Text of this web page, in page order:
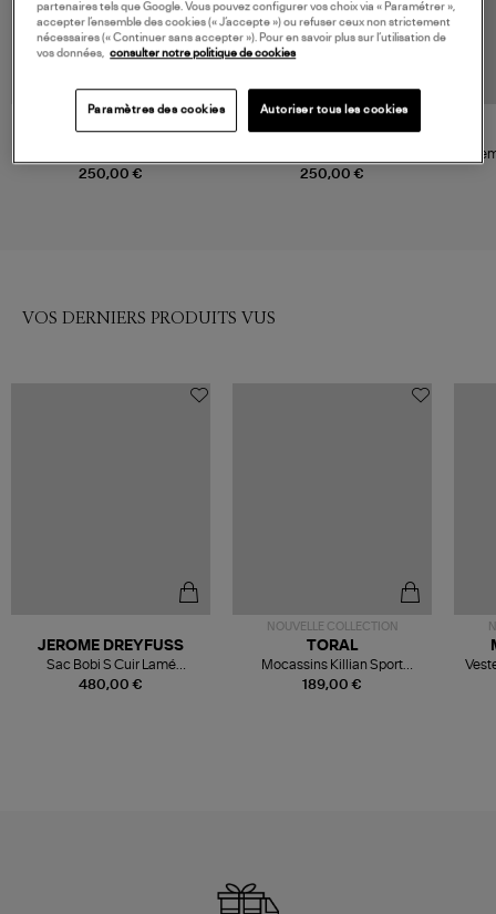
NOUVELLE COLLECTION
250,00 €
JEANNE VOULAND
250,00 €
ANINE BING
VOS DERNIERS PRODUITS VUS
480,00 €
JEROME DREYFUSS
Sac Bobi S Cuir Lamé
Champagne
NOUVELLE COLLECTION
189,00 €
TORAL
Mocassins Killian Sport
Mousse
partenaires tels que Google. Vous pouvez configurer vos choix via « Paramétrer »,
accepter l’ensemble des cookies (« J’accepte ») ou refuser ceux non strictement
nécessaires (« Continuer sans accepter »). Pour en savoir plus sur l’utilisation de
vos données, consulter notre politique de cookies
Paramètres des cookies Autoriser tous les cookies